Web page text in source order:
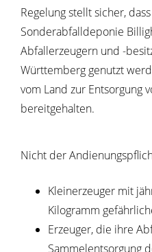
Regelung stellt sicher,
Sonderabfalldeponie
Abfallerzeugern und -
Württemberg genutzt
vom Land zur Entsorgung
bereitgehalten.
Nicht der
Kleinerzeuger mit
Kilogramm
Erzeuger, die ihre
Sammelentsorgung